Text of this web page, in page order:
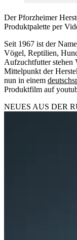
Der Pforzheimer
Produktpalette per
Seit 1967 ist der
Vögel, Reptilien,
Aufzuchtfutter stehen
Mittelpunkt der
nun in einem
Produktfilm auf
NEUES AUS DER